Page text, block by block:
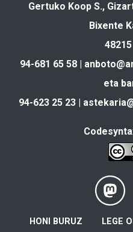
Gertuko Koop S.,
Bixente
94-681 65 58 |
eta
94-623 25 23 |
HONI BURUZ LEGE